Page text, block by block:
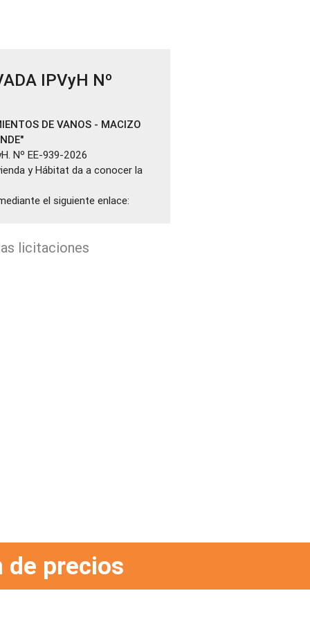
IPVyH Nº
DE VANOS - MACIZO
Nº EE-939-2026
y Hábitat da a conocer la
el siguiente enlace:
licitaciones
de precios